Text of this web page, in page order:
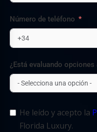
Número de teléfono
¿Está evaluando
He leído y acepto la
Florida Luxury.